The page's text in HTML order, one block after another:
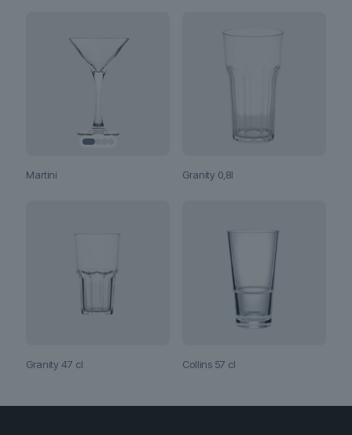
Martini Granity 0,8l
Granity 47 cl Collins 57 cl